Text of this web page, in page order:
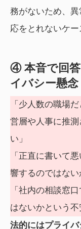
務がないため、
応をとれないケー
④ 本音で回
イバシー懸念
「少人数の職場
営層や人事に推
い」
「正直に書いて
響するのではない
「社内の相談窓
はないかという不
法的にはプライ